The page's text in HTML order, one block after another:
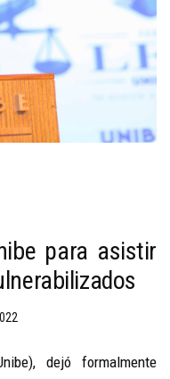
para asistir
dejó formalmente